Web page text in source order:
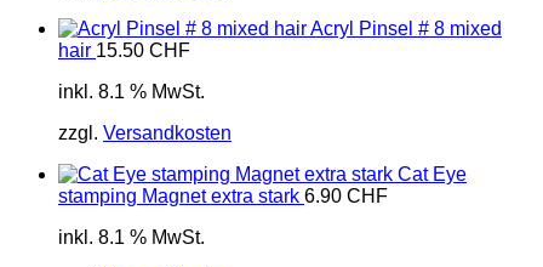
Acryl Pinsel # 8 mixed
hair 15.50 CHF
inkl. 8.1 % MwSt.
zzgl. Versandkosten
Cat Eye
stamping Magnet extra stark 6.90 CHF
inkl. 8.1 % MwSt.